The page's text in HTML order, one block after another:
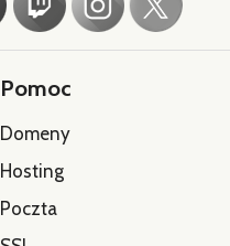
Pomoc
Domeny
Hosting
Poczta